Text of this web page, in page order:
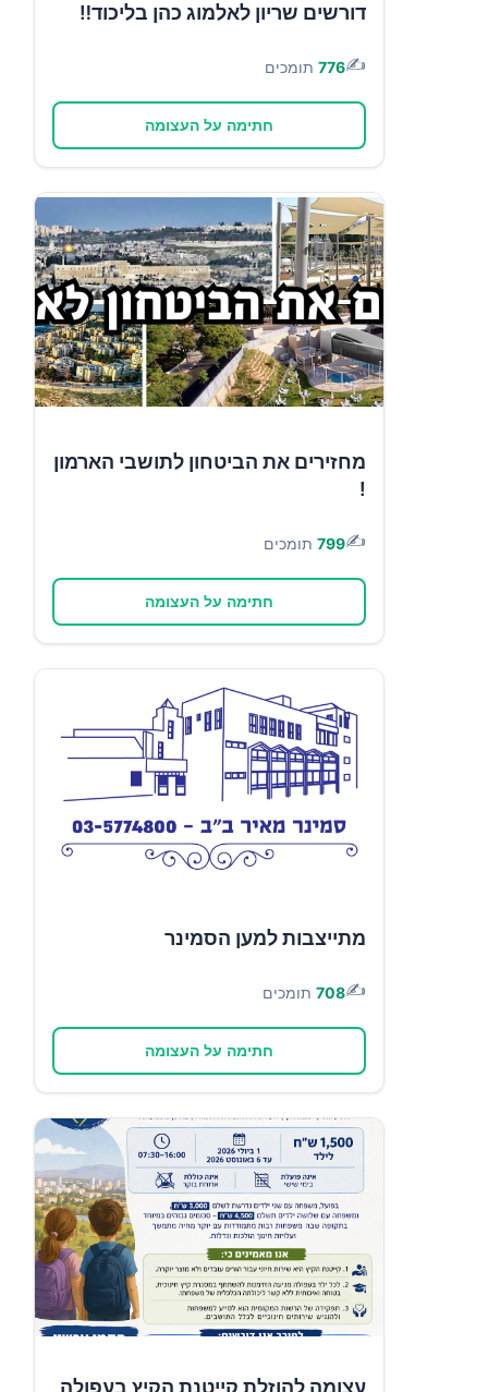
דורשים שריון לאלמוג כהן בליכוד‼️
✍️
776 תומכים
חתימה על העצומה
מחזירים את הביטחון לתושבי הארמון
!
✍️
799 תומכים
חתימה על העצומה
מתייצבות למען הסמינר
✍️
708 תומכים
חתימה על העצומה
עצומה להוזלת קייטנת הקיץ בעפולה